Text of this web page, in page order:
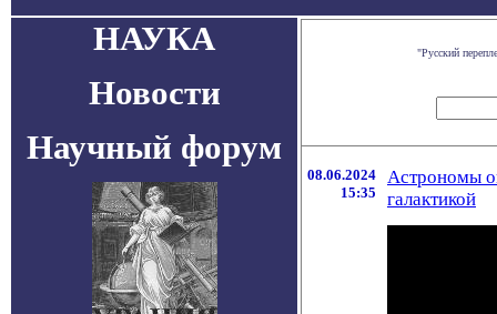
НАУКА
Новости
Научный форум
"Русский
08.06.2024
15:35
Астрономы
галактикой